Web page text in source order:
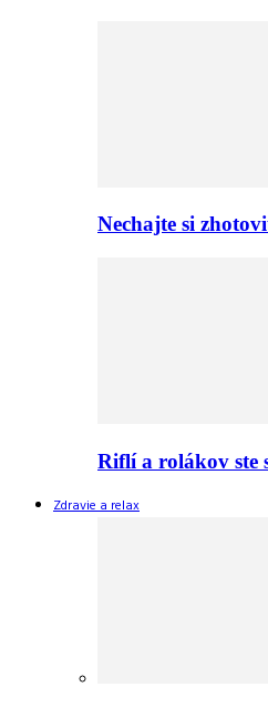
Nechajte si
Riflí a rolákov ste
Zdravie a relax